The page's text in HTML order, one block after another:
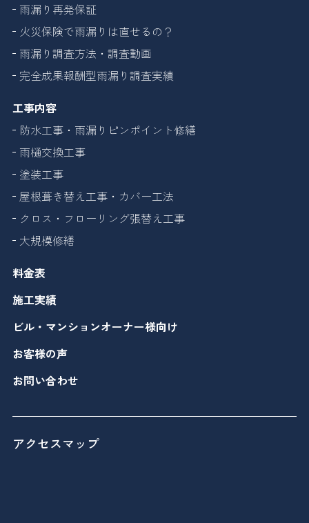
雨漏り再発保証
火災保険で雨漏りは直せるの？
雨漏り調査方法・調査動画
完全成果報酬型雨漏り調査実績
工事内容
防水工事・雨漏りピンポイント修繕
雨樋交換工事
塗装工事
屋根葺き替え工事・カバー工法
クロス・フローリング張替え工事
大規模修繕
料金表
施工実績
ビル・マンションオーナー様向け
お客様の声
お問い合わせ
アクセスマップ